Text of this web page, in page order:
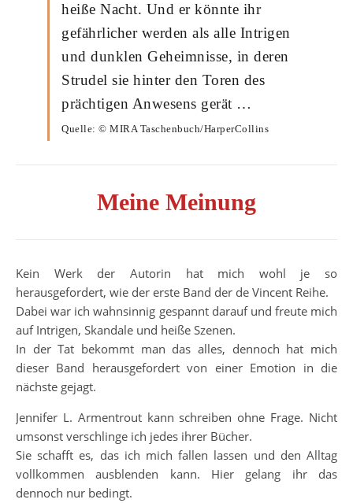
heiße Nacht. Und er könnte ihr
gefährlicher werden als alle Intrigen
und dunklen Geheimnisse, in deren
Strudel sie hinter den Toren des
prächtigen Anwesens gerät …
Quelle: © MIRA Taschenbuch/HarperCollins
Meine Meinung
Kein Werk der Autorin hat mich wohl je so
herausgefordert, wie der erste Band der de Vincent Reihe.
Dabei war ich wahnsinnig gespannt darauf und freute mich
auf Intrigen, Skandale und heiße Szenen.
In der Tat bekommt man das alles, dennoch hat mich
dieser Band herausgefordert von einer Emotion in die
nächste gejagt.
Jennifer L. Armentrout kann schreiben ohne Frage. Nicht
umsonst verschlinge ich jedes ihrer Bücher.
Sie schafft es, das ich mich fallen lassen und den Alltag
vollkommen ausblenden kann. Hier gelang ihr das
dennoch nur bedingt.